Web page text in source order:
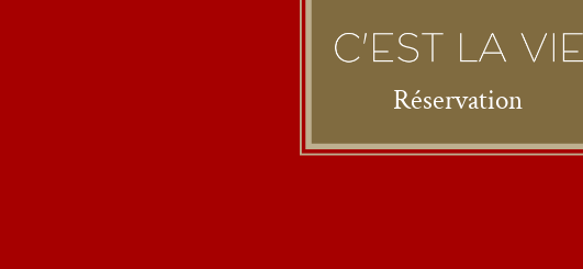
Réservation